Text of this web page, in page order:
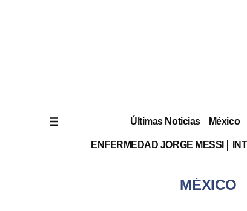
Últimas Noticias México
ENFERMEDAD JORGE MESSI
MÉXICO